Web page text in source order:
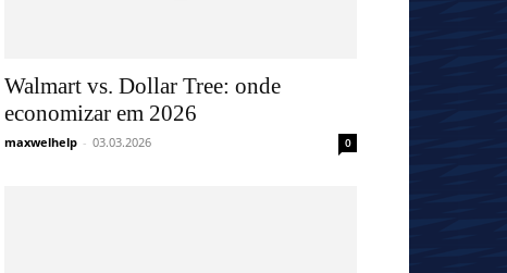
Walmart vs. Dollar Tree: onde
economizar em 2026
maxwelhelp - 03.03.2026 0